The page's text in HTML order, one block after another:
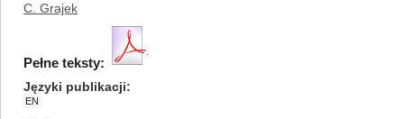
C. Grajek
Pełne teksty:
Języki publikacji
EN